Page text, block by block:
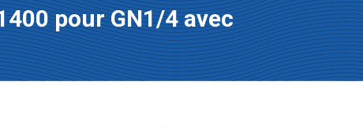
pour GN1/4 avec